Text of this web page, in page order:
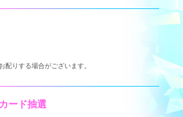
配りする場合がございます。
ード抽選